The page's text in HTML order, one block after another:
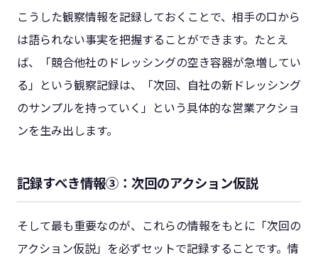
こうした観察情報を記録しておくことで、相手の口から
は語られない事実を把握することができます。たとえ
ば、「競合他社のドレッシングの空き容器が急増してい
る」という観察記録は、「次回、自社の新ドレッシング
のサンプルを持っていく」という具体的な営業アクショ
ンを生み出します。
記録すべき情報③：次回のアクション仮説
そして最も重要なのが、これらの情報をもとに「次回の
アクション仮説」を必ずセットで記録することです。情